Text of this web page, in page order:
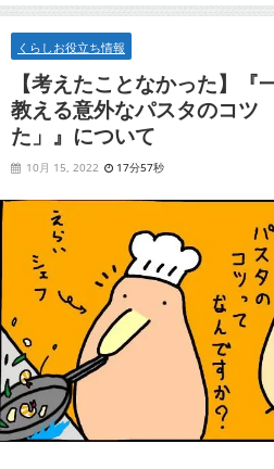
が教える意外なパスタのコツ 「失敗がなくな
くらしお役立ち情報
【考えたことなかった】
教える意外なパスタのコ
た」』について
10月 15, 2022 17分57秒